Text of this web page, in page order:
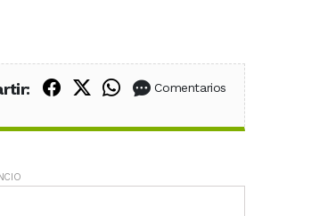
Compartir en Facebook
Compartir en X (Twitter)
Compartir en WhatsApp
Comentarios